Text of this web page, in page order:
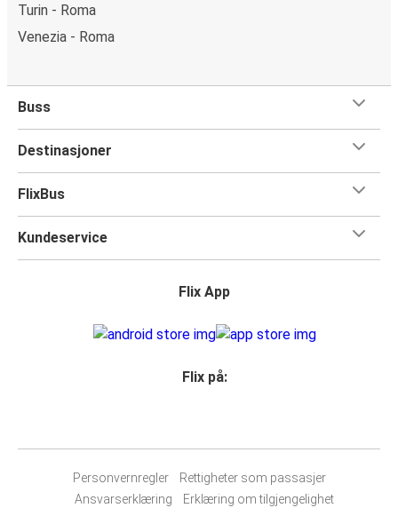
Turin - Roma
Venezia - Roma
Buss
Destinasjoner
FlixBus
Kundeservice
Flix App
Flix på:
Personvernregler
Rettigheter som passasjer
Ansvarserklæring
Erklæring om tilgjengelighet